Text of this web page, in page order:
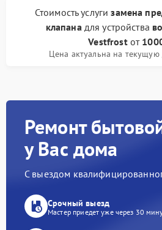
Стоимость услугизамена
клапанадля устройства
Vestfrostот
Цена актуальна на
Ремонт
у Вас дома
С выездом
Срочный выезд
Мастер приедет уже через 30